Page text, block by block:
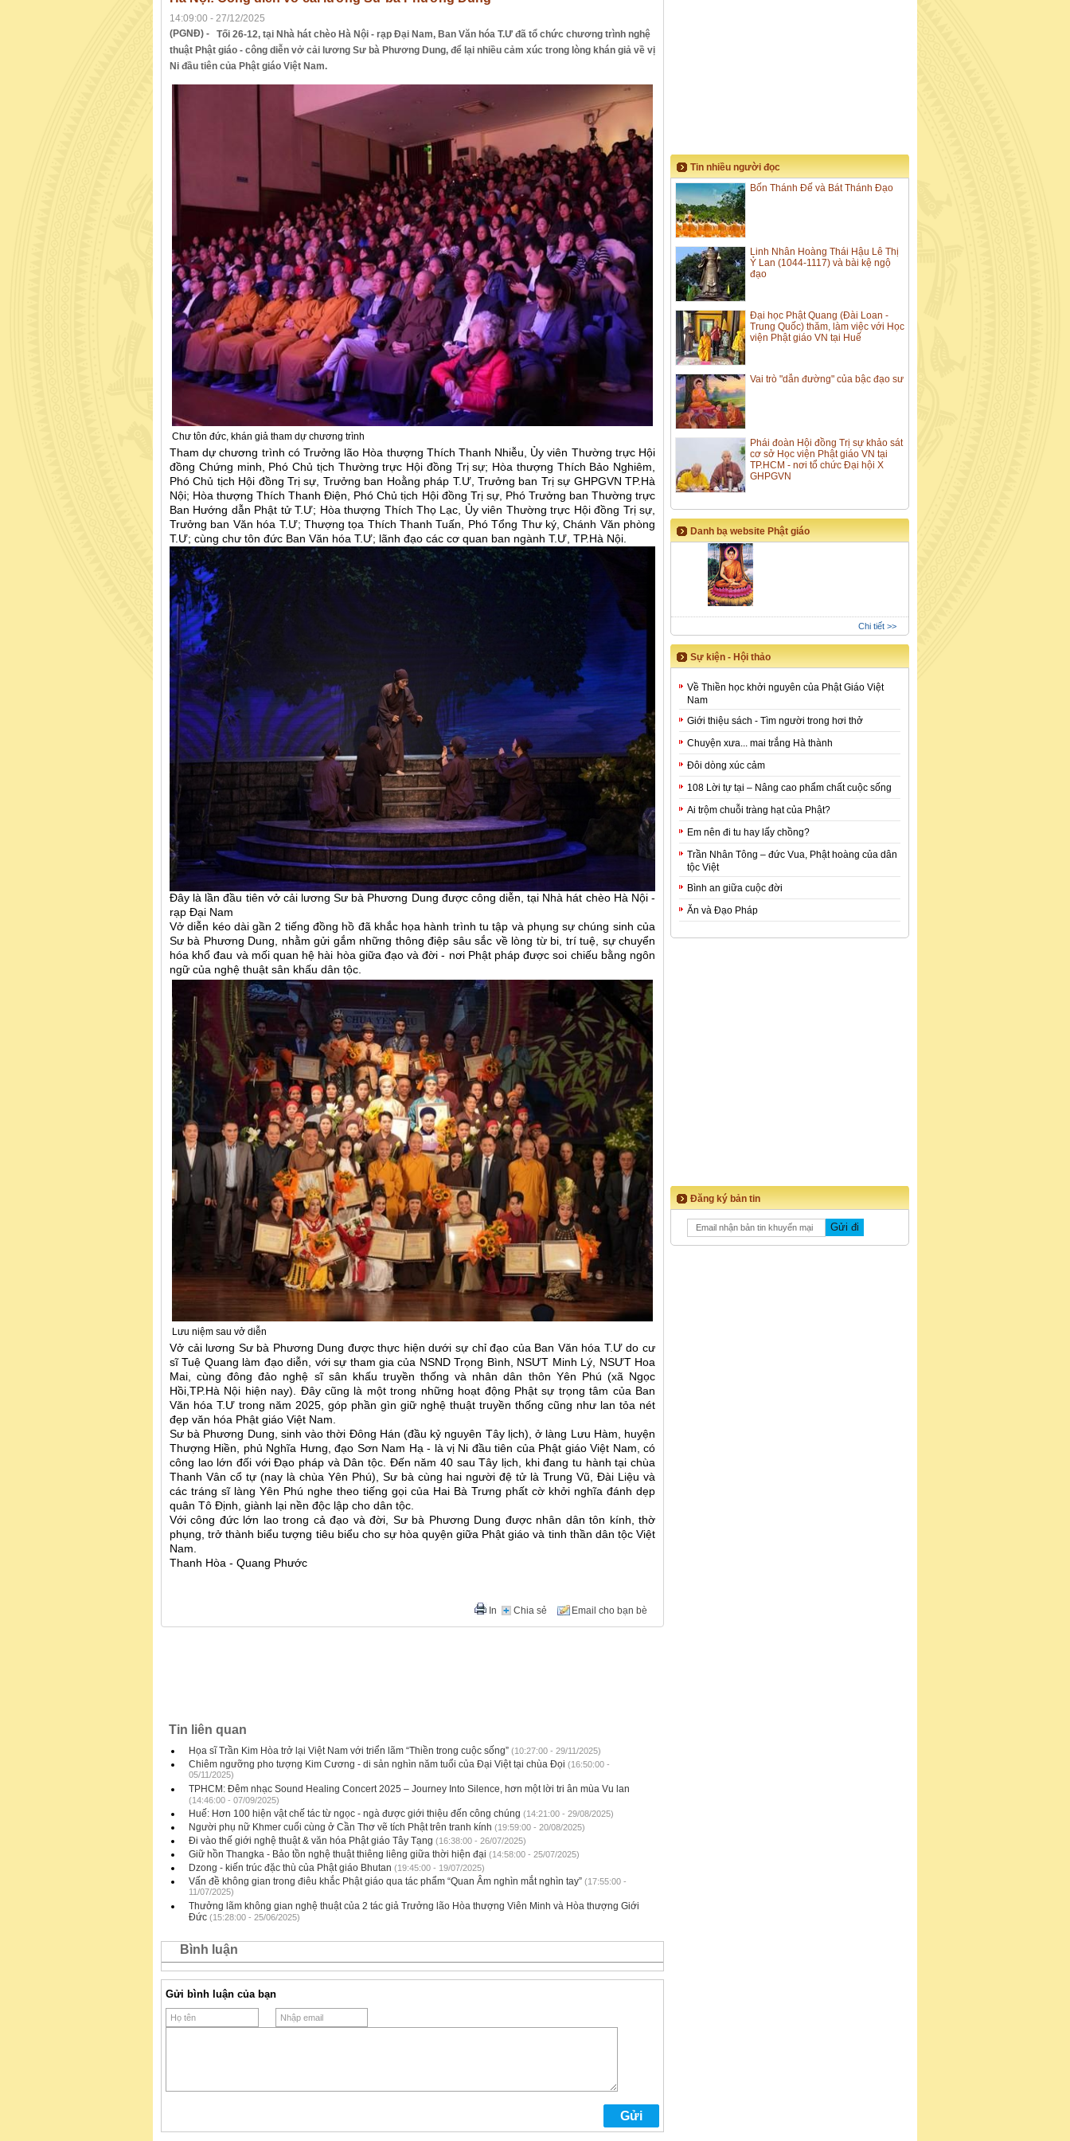
14:09:00 - 27/12/2025
(PGNĐ) -
Tối 26-12, tại Nhà hát chèo Hà Nội - rạp Đại Nam, Ban Văn hóa T.Ư đã tổ chức chương trình nghệ
thuật Phật giáo - công diễn vở cải lương Sư bà Phương Dung, để lại nhiều cảm xúc trong lòng khán giả về vị
Ni đầu tiên của Phật giáo Việt Nam.
Chư tôn đức, khán giả tham dự chương trình
Tham dự chương trình có Trưởng lão Hòa thượng Thích Thanh Nhiễu, Ủy viên Thường trực Hội
đồng Chứng minh, Phó Chủ tịch Thường trực Hội đồng Trị sự; Hòa thượng Thích Bảo Nghiêm,
Phó Chủ tịch Hội đồng Trị sự, Trưởng ban Hoằng pháp T.Ư, Trưởng ban Trị sự GHPGVN TP.Hà
Nội; Hòa thượng Thích Thanh Điện, Phó Chủ tịch Hội đồng Trị sự, Phó Trưởng ban Thường trực
Ban Hướng dẫn Phật tử T.Ư; Hòa thượng Thích Thọ Lạc, Ủy viên Thường trực Hội đồng Trị sự,
Trưởng ban Văn hóa T.Ư; Thượng tọa Thích Thanh Tuấn, Phó Tổng Thư ký, Chánh Văn phòng
T.Ư; cùng chư tôn đức Ban Văn hóa T.Ư; lãnh đạo các cơ quan ban ngành T.Ư, TP.Hà Nội.
Đây là lần đầu tiên vở cải lương Sư bà Phương Dung được công diễn, tại Nhà hát chèo Hà Nội -
rạp Đại Nam
Vở diễn kéo dài gần 2 tiếng đồng hồ đã khắc họa hành trình tu tập và phụng sự chúng sinh của
Sư bà Phương Dung, nhằm gửi gắm những thông điệp sâu sắc về lòng từ bi, trí tuệ, sự chuyển
hóa khổ đau và mối quan hệ hài hòa giữa đạo và đời - nơi Phật pháp được soi chiếu bằng ngôn
ngữ của nghệ thuật sân khấu dân tộc.
Lưu niệm sau vở diễn
Vở cải lương Sư bà Phương Dung được thực hiện dưới sự chỉ đạo của Ban Văn hóa T.Ư do cư
sĩ Tuệ Quang làm đạo diễn, với sự tham gia của NSND Trọng Bình, NSƯT Minh Lý, NSƯT Hoa
Mai, cùng đông đảo nghệ sĩ sân khấu truyền thống và nhân dân thôn Yên Phú (xã Ngọc
Hồi,TP.Hà Nội hiện nay). Đây cũng là một trong những hoạt động Phật sự trọng tâm của Ban
Văn hóa T.Ư trong năm 2025, góp phần gìn giữ nghệ thuật truyền thống cũng như lan tỏa nét
đẹp văn hóa Phật giáo Việt Nam.
Sư bà Phương Dung, sinh vào thời Đông Hán (đầu kỷ nguyên Tây lịch), ở làng Lưu Hàm, huyện
Thượng Hiền, phủ Nghĩa Hưng, đạo Sơn Nam Hạ - là vị Ni đầu tiên của Phật giáo Việt Nam, có
công lao lớn đối với Đạo pháp và Dân tộc. Đến năm 40 sau Tây lịch, khi đang tu hành tại chùa
Thanh Vân cổ tự (nay là chùa Yên Phú), Sư bà cùng hai người đệ tử là Trung Vũ, Đài Liệu và
các tráng sĩ làng Yên Phú nghe theo tiếng gọi của Hai Bà Trưng phất cờ khởi nghĩa đánh dẹp
quân Tô Định, giành lại nền độc lập cho dân tộc.
Với công đức lớn lao trong cả đạo và đời, Sư bà Phương Dung được nhân dân tôn kính, thờ
phụng, trở thành biểu tượng tiêu biểu cho sự hòa quyện giữa Phật giáo và tinh thần dân tộc Việt
Nam.
Thanh Hòa - Quang Phước
Chia sẻ
In Email cho bạn bè
Tin liên quan
Họa sĩ Trần Kim Hòa trở lại Việt Nam với triển lãm “Thiền trong cuộc sống” (10:27:00 - 29/11/2025)
Chiêm ngưỡng pho tượng Kim Cương - di sản nghìn năm tuổi của Đại Việt tại chùa Đọi (16:50:00 -
05/11/2025)
TPHCM: Đêm nhạc Sound Healing Concert 2025 – Journey Into Silence, hơn một lời tri ân mùa Vu lan
(14:46:00 - 07/09/2025)
Huế: Hơn 100 hiện vật chế tác từ ngọc - ngà được giới thiệu đến công chúng (14:21:00 - 29/08/2025)
Người phụ nữ Khmer cuối cùng ở Cần Thơ vẽ tích Phật trên tranh kính (19:59:00 - 20/08/2025)
Đi vào thế giới nghệ thuật & văn hóa Phật giáo Tây Tạng (16:38:00 - 26/07/2025)
Giữ hồn Thangka - Bảo tồn nghệ thuật thiêng liêng giữa thời hiện đại (14:58:00 - 25/07/2025)
Dzong - kiến trúc đặc thù của Phật giáo Bhutan (19:45:00 - 19/07/2025)
Vấn đề không gian trong điêu khắc Phật giáo qua tác phẩm “Quan Âm nghìn mắt nghìn tay” (17:55:00 -
11/07/2025)
Thưởng lãm không gian nghệ thuật của 2 tác giả Trưởng lão Hòa thượng Viên Minh và Hòa thượng Giới
Đức (15:28:00 - 25/06/2025)
Bình luận
Gửi bình luận của bạn
Tin nhiều người đọc
Bốn Thánh Đế và Bát Thánh Đạo
Linh Nhân Hoàng Thái Hậu Lê Thị
Ỷ Lan (1044-1117) và bài kệ ngộ
đạo
Đại học Phật Quang (Đài Loan -
Trung Quốc) thăm, làm việc với Học
viện Phật giáo VN tại Huế
Vai trò "dẫn đường" của bậc đạo sư
Phái đoàn Hội đồng Trị sự khảo sát
cơ sở Học viện Phật giáo VN tại
TP.HCM - nơi tổ chức Đại hội X
GHPGVN
Danh bạ website Phật giáo
Chi tiết >>
Sự kiện - Hội thảo
Về Thiền học khởi nguyên của Phật Giáo Việt
Nam
Giới thiệu sách - Tìm người trong hơi thở
Chuyện xưa... mai trắng Hà thành
Đôi dòng xúc cảm
108 Lời tự tại – Nâng cao phẩm chất cuộc sống
Ai trộm chuỗi tràng hạt của Phật?
Em nên đi tu hay lấy chồng?
Trần Nhân Tông – đức Vua, Phật hoàng của dân
tộc Việt
Bình an giữa cuộc đời
Ăn và Đạo Pháp
Đăng ký bản tin